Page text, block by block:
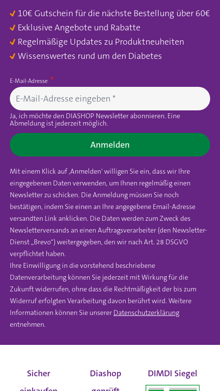
10€ Gutschein für die nächste Bestellung über 60€
Exklusive Angebote und Rabatte
Regelmäßige Updates zu Produktneuheiten
Wissenswertes rund um den Diabetes
E-Mail-Adresse
Ja, ich möchte den DIASHOP Newsletter abonnieren. Eine
Abmeldung ist jederzeit möglich.
Anmelden
Mit einem Klick auf ‚Anmelden‘ willigen Sie ein, dass wir Ihre
eingegebenen Daten verwenden, um Ihnen regelmäßig einen
Newsletter zu schicken. Die Anmeldung müssen Sie noch
bestätigen, indem Sie einen an Ihre angegebene Email-Adresse
versandten Link anklicken. Die Daten werden zum Zweck des
Newsletterversands an einen Auftragsverarbeiter (den Newsletter-
Dienst „Brevo“) weitergegeben, den wir nach Art. 28 DSGVO
verpflichtet haben.
Ihre Einwilligung in die vorstehend beschriebene
Datenverarbeitung können Sie jederzeit mit Wirkung für die
Zukunft widerrufen, ohne dass die Rechtmäßigkeit der bis zum
Widerruf erfolgten Verarbeitung davon berührt wird. Weitere
Informationen können Sie unserer Datenschutzerklärung
entnehmen.
Sicher
Diashop
DIMDI Siegel